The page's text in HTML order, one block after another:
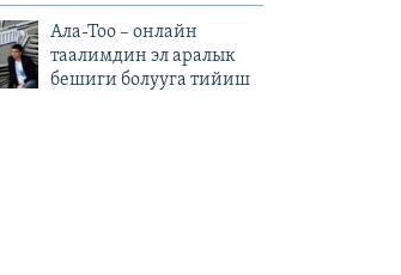
Ала-Тоо – онлайн
таалимдин эл аралык
бешиги болууга тийиш